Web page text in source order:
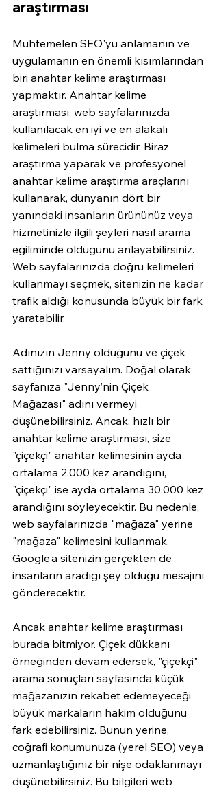
araştırması
Muhtemelen SEO'yu anlamanın ve
uygulamanın en önemli kısımlarından
biri anahtar kelime araştırması
yapmaktır. Anahtar kelime
araştırması, web sayfalarınızda
kullanılacak en iyi ve en alakalı
kelimeleri bulma sürecidir. Biraz
araştırma yaparak ve profesyonel
anahtar kelime araştırma araçlarını
kullanarak, dünyanın dört bir
yanındaki insanların ürününüz veya
hizmetinizle ilgili şeyleri nasıl arama
eğiliminde olduğunu anlayabilirsiniz.
Web sayfalarınızda doğru kelimeleri
kullanmayı seçmek, sitenizin ne kadar
trafik aldığı konusunda büyük bir fark
yaratabilir.
Adınızın Jenny olduğunu ve çiçek
sattığınızı varsayalım. Doğal olarak
sayfanıza "Jenny’nin Çiçek
Mağazası" adını vermeyi
düşünebilirsiniz. Ancak, hızlı bir
anahtar kelime araştırması, size
"çiçekçi" anahtar kelimesinin ayda
ortalama 2.000 kez arandığını,
"çiçekçi" ise ayda ortalama 30.000 kez
arandığını söyleyecektir. Bu nedenle,
web sayfalarınızda "mağaza" yerine
"mağaza" kelimesini kullanmak,
Google'a sitenizin gerçekten de
insanların aradığı şey olduğu mesajını
gönderecektir.
Ancak anahtar kelime araştırması
burada bitmiyor. Çiçek dükkanı
örneğinden devam edersek, "çiçekçi"
arama sonuçları sayfasında küçük
mağazanızın rekabet edemeyeceği
büyük markaların hakim olduğunu
fark edebilirsiniz. Bunun yerine,
coğrafi konumunuza (yerel SEO) veya
uzmanlaştığınız bir nişe odaklanmayı
düşünebilirsiniz. Bu bilgileri web